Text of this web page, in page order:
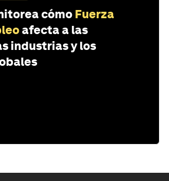
cómo Fuerza
afecta a las
industrias y los